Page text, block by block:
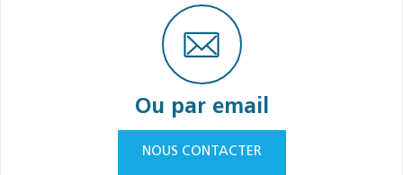
Ou par email
NOUS CONTACTER